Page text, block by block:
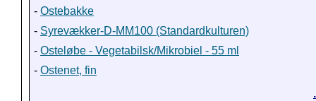
- Ostebakke
- Syrevækker-D-MM100 (Standardkulturen)
- Osteløbe - Vegetabilsk/Mikrobiel - 55 ml
- Ostenet, fin